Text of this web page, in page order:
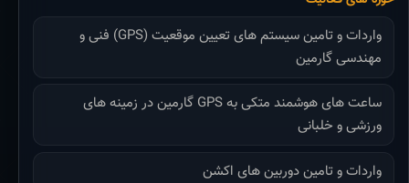
واردات و تامین سیستم های تعیین موقعیت (GPS) فنی و
مهندسی گارمین
ساعت های هوشمند متکی به GPS گارمین در زمینه های
ورزشی و خلبانی
واردات و تامین دوربین های اکشن